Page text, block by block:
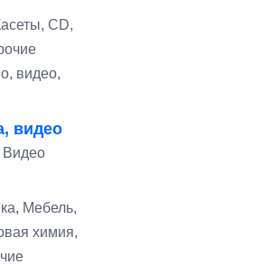
CD,
видео,
видео
Видео
, Мебель,
химия,